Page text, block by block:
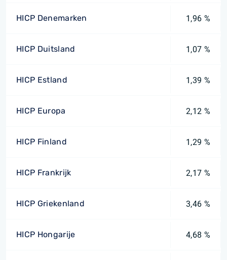
HICP Denemarken 1,96 %
HICP Duitsland 1,07 %
HICP Estland 1,39 %
HICP Europa 2,12 %
HICP Finland 1,29 %
HICP Frankrijk 2,17 %
HICP Griekenland 3,46 %
HICP Hongarije 4,68 %